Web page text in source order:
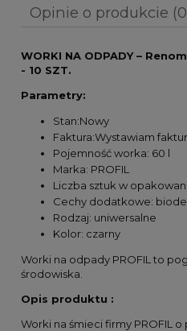
Opinie o produkcie
WORKI NA ODPADY –
- 10 SZT.
Parametry:
Stan:Nowy
Faktura:Wystawiam
Pojemność worka: 60 l
Marka: PROFIL
Liczba sztuk w
Cechy dodatkowe:
Rodzaj: uniwersalne
Kolor: czarny
Worki na odpady PROFIL to
środowiska.
Opis produktu :
Worki na śmieci firmy PROFIL